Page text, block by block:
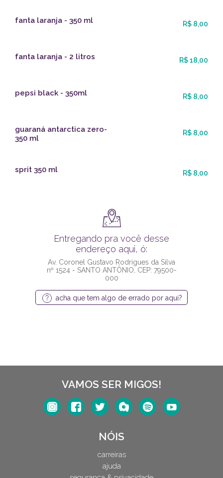
fanta laranja - 350 ml R$ 8,00
fanta laranja - 2 litros R$ 18,00
pepsi black - 350ml R$ 8,00
guaraná antarctica zero-
350 ml
R$ 8,00
sprit 350 ml R$ 8,00
Entregando pra você desse
endereço aqui, ó:
Av. Coronel Gustavo Rodrigues da Silva
nº 1524 - SANTO ANTÔNIO, CEP: 79500-
000
acha que tem algo de errado por aqui?
VAMOS SER MIGOS!
NÓIS
carreiras
ajuda